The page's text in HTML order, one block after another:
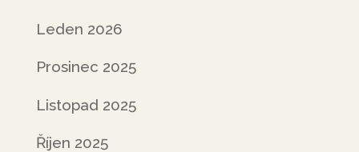
Leden 2026
Prosinec 2025
Listopad 2025
Říjen 2025